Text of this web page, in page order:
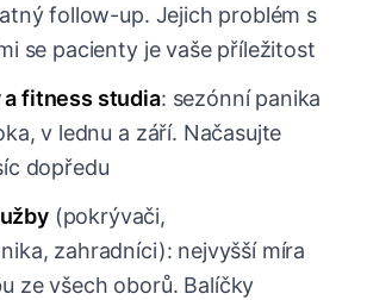
follow-up. Jejich problém s
se pacienty je vaše příležitost
a fitness studia: sezónní panika
v lednu a září. Načasujte
dopředu
(pokrývači,
zahradníci): nejvyšší míra
ze všech oborů. Balíčky